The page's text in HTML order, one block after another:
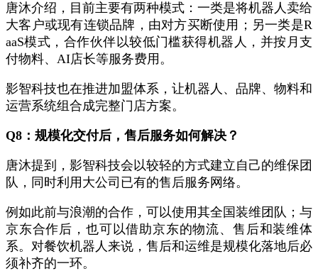
唐沐介绍，目前主要有两种模式：一类是将机器人卖给
大客户或现有连锁品牌，由对方买断使用；另一类是R
aaS模式，合作伙伴以较低门槛获得机器人，并按月支
付物料、AI店长等服务费用。
影智科技也在推进加盟体系，让机器人、品牌、物料和
运营系统组合成完整门店方案。
Q8：规模化交付后，售后服务如何解决？
唐沐提到，影智科技会以较轻的方式建立自己的维保团
队，同时利用大公司已有的售后服务网络。
例如此前与浪潮的合作，可以使用其全国装维团队；与
京东合作后，也可以借助京东的物流、售后和装维体
系。对餐饮机器人来说，售后和运维是规模化落地后必
须补齐的一环。